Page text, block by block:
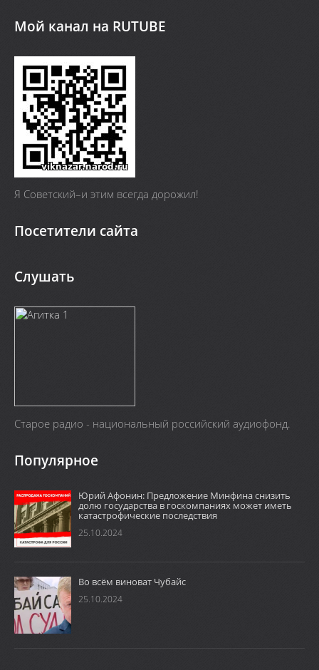
Мой канал на RUTUBE
Я Cоветский–и этим всегда дорожил!
Посетители сайта
Слушать
Старое радио - национальный российский аудиофонд.
Популярное
Юрий Афонин: Предложение Минфина снизить
долю государства в госкомпаниях может иметь
катастрофические последствия
25.10.2024
Во всём виноват Чубайс
25.10.2024